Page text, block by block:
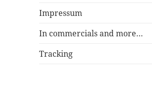
Impressum
In commercials and more…
Tracking